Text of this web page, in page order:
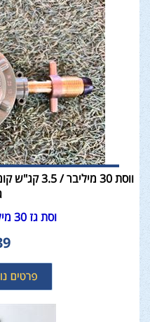
ווסת 30
וסת גז 30 מיליבר / 3.5 קג"ש